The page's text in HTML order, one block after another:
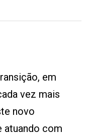
em
vez mais
novo
atuando com